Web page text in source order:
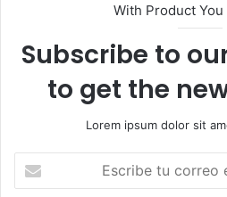
With Product You
Subscribe to
to get the
Lorem ipsum dolor sit